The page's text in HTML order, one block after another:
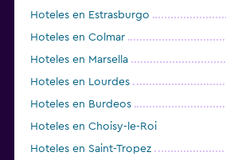
Hoteles en Estrasburgo
Hoteles en Colmar
Hoteles en Marsella
Hoteles en Lourdes
Hoteles en Burdeos
Hoteles en Choisy-le-Roi
Hoteles en Saint-Tropez